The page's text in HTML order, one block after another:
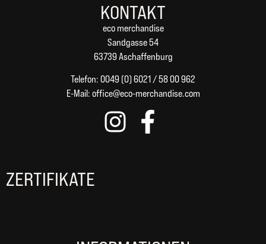
KONTAKT
eco merchandise
Sandgasse 54
63739 Aschaffenburg
Telefon: 0049 (0) 6021 / 58 00 962
E-Mail: office@eco-merchandise.com
ZERTIFIKATE